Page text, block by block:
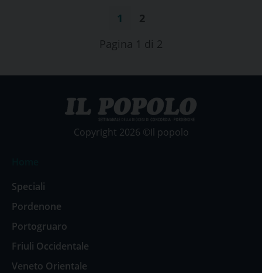
1
2
Pagina 1 di 2
Copyright 2026 ©Il popolo
Speciali
Pordenone
Portogruaro
Friuli Occidentale
Veneto Orientale